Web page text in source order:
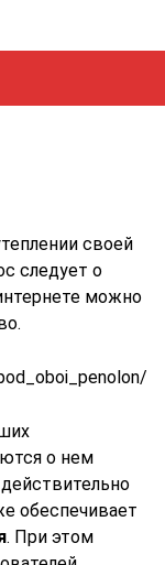
своей
следует о
можно
о нем
обеспечивает
. При этом